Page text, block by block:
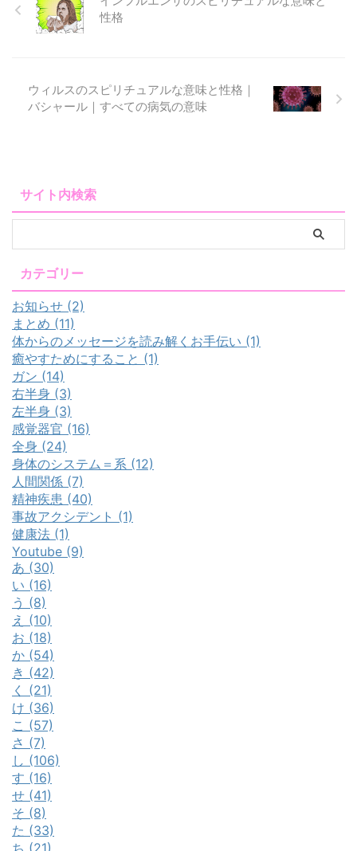
性格
ウィルスのスピリチュアルな意味と性格｜
バシャール｜すべての病気の意味
サイト内検索
カテゴリー
お知らせ (2)
まとめ (11)
体からのメッセージを読み解くお手伝い (1)
癒やすためにすること (1)
ガン (14)
右半身 (3)
左半身 (3)
感覚器官 (16)
全身 (24)
身体のシステム＝系 (12)
人間関係 (7)
精神疾患 (40)
事故アクシデント (1)
健康法 (1)
Youtube (9)
あ (30)
い (16)
う (8)
え (10)
お (18)
か (54)
き (42)
く (21)
け (36)
こ (57)
さ (7)
し (106)
す (16)
せ (41)
そ (8)
た (33)